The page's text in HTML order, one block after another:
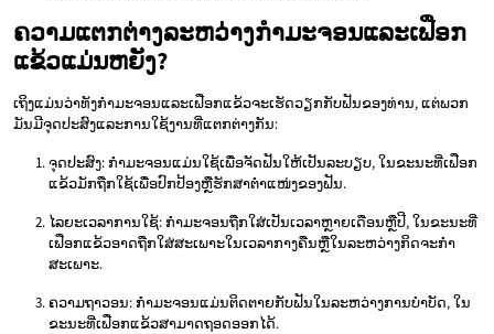
ຄວາມແຕກຕ່າງລະຫວ່າງກໍາມະຈອນແລະເຟືອກ
ແຂ້ວແມ່ນຫຍັງ?
ເຖິງແມ່ນວ່າທັງກໍາມະຈອນແລະເຟືອກແຂ້ວຈະເຮັດວຽກກັບຟັນຂອງທ່ານ, ແຕ່ພວກ
ມັນມີຈຸດປະສົງແລະການໃຊ້ງານທີ່ແຕກຕ່າງກັນ:
ຈຸດປະສົງ: ກໍາມະຈອນແມ່ນໃຊ້ເພື່ອຈັດຟັນໃຫ້ເປັນລະບຽບ, ໃນຂະນະທີ່ເຟືອກ
ແຂ້ວມັກຖືກໃຊ້ເພື່ອປົກປ້ອງຫຼືຮັກສາຕໍາແໜ່ງຂອງຟັນ.
ໄລຍະເວລາການໃຊ້: ກໍາມະຈອນຖືກໃສ່ເປັນເວລາຫຼາຍເດືອນຫຼືປີ, ໃນຂະນະທີ່
ເຟືອກແຂ້ວອາດຖືກໃສ່ສະເພາະໃນເວລາກາງຄືນຫຼືໃນລະຫວ່າງກິດຈະກໍາ
ສະເພາະ.
ຄວາມຖາວອນ: ກໍາມະຈອນແມ່ນຕິດຕາຍກັບຟັນໃນລະຫວ່າງການບໍາບັດ, ໃນ
ຂະນະທີ່ເຟືອກແຂ້ວສາມາດຖອດອອກໄດ້.